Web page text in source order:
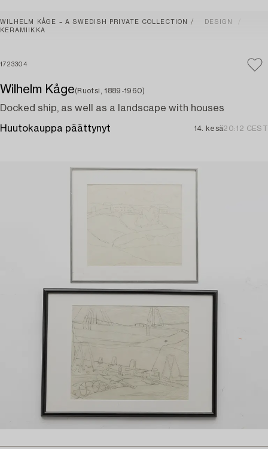
WILHELM KÅGE – A SWEDISH PRIVATE COLLECTION
DESIGN
KERAMIIKKA
1723304
Wilhelm Kåge(Ruotsi, 1889-1960)
Docked ship, as well as a landscape with houses
Huutokauppa päättynyt 14. kesä20:12 CEST